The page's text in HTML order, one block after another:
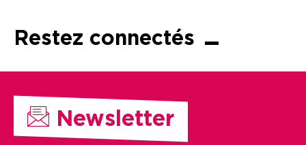
Restez connectés
Newsletter